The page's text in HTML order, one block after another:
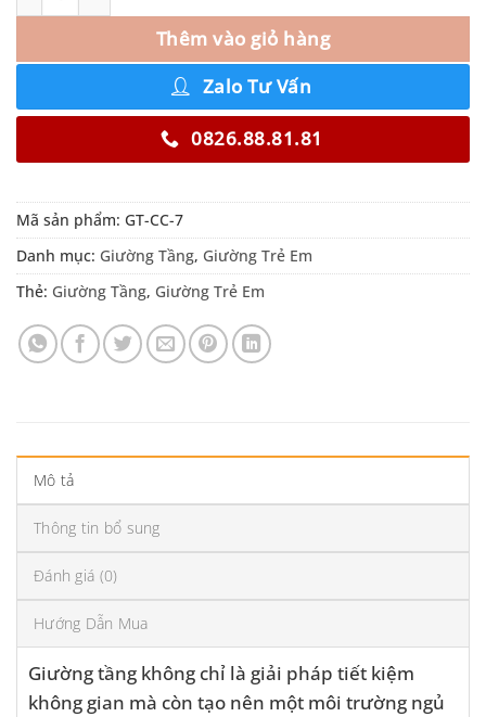
Thêm vào giỏ hàng
Zalo Tư Vấn
0826.88.81.81
Mã sản phẩm: GT-CC-7
Danh mục: Giường Tầng, Giường Trẻ Em
Thẻ: Giường Tầng, Giường Trẻ Em
Mô tả
Thông tin bổ sung
Đánh giá (0)
Hướng Dẫn Mua
Giường tầng không chỉ là giải pháp tiết kiệm
không gian mà còn tạo nên một môi trường ngủ